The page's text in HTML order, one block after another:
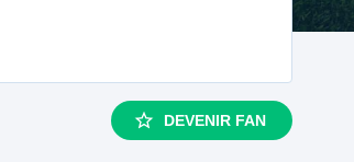
DEVENIR FAN